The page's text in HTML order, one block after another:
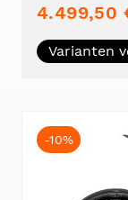
4.499,50
Varianten
-10%